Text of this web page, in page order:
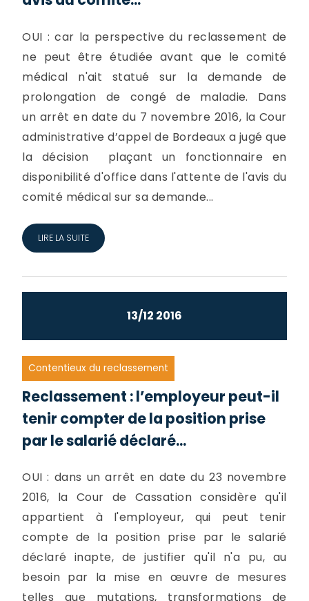
OUI : car la perspective du reclassement de
ne peut être étudiée avant que le comité
médical n'ait statué sur la demande de
prolongation de congé de maladie. Dans
un arrêt en date du 7 novembre 2016, la Cour
administrative d’appel de Bordeaux a jugé que
la décision plaçant un fonctionnaire en
disponibilité d'office dans l'attente de l'avis du
comité médical sur sa demande...
LIRE LA SUITE
13/12 2016
Contentieux du reclassement
Reclassement : l’employeur peut-il
tenir compter de la position prise
par le salarié déclaré...
OUI : dans un arrêt en date du 23 novembre
2016, la Cour de Cassation considère qu'il
appartient à l'employeur, qui peut tenir
compte de la position prise par le salarié
déclaré inapte, de justifier qu'il n'a pu, au
besoin par la mise en œuvre de mesures
telles que mutations, transformations de